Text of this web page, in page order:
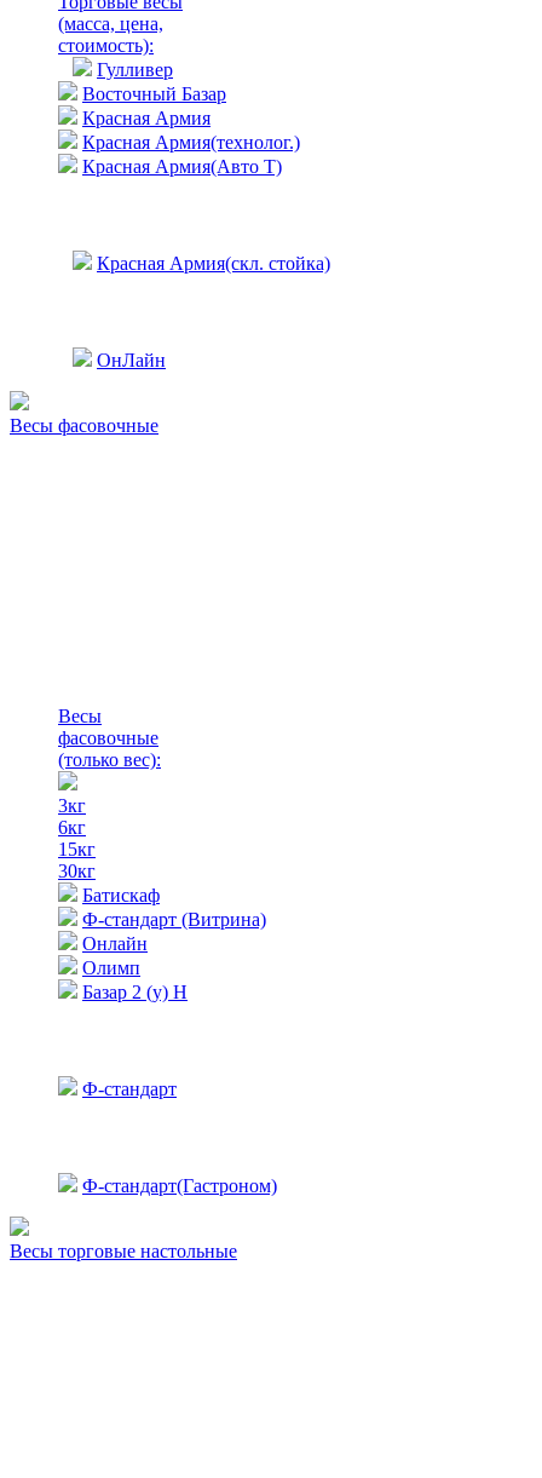
(масса, цена,
стоимость):
Гулливер
Восточный Базар
Красная Армия
Красная Армия(технолог.)
Красная Армия(Авто Т)
Красная Армия(скл. стойка)
ОнЛайн
Весы фасовочные
Весы
фасовочные
(только вес):
3кг
6кг
15кг
30кг
Батискаф
Ф-стандарт (Витрина)
Онлайн
Олимп
Базар 2 (у) Н
Ф-стандарт
Ф-стандарт(Гастроном)
Весы торговые настольные